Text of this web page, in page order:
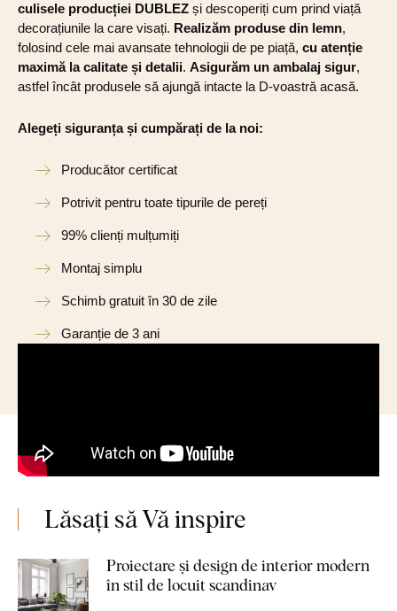
culisele producției DUBLEZ și descoperiți cum prind viață
decorațiunile la care visați. Realizăm produse din lemn,
folosind cele mai avansate tehnologii de pe piață, cu atenție
maximă la calitate și detalii. Asigurăm un ambalaj sigur,
astfel încât produsele să ajungă intacte la D-voastră acasă.
Alegeți siguranța și cumpărați de la noi:
Producător certificat
Potrivit pentru toate tipurile de pereți
99% clienți mulțumiți
Montaj simplu
Schimb gratuit în 30 de zile
Garanție de 3 ani
Lăsați să Vă inspire
Proiectare și design de interior modern
în stil de locuit scandinav